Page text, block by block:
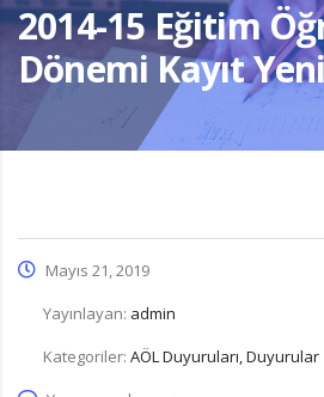
2014-15 Eğitim
Dönemi Kayıt
Mayıs 21, 2019
Yayınlayan: admin
Kategoriler: AÖL Duyuruları, Duyurular